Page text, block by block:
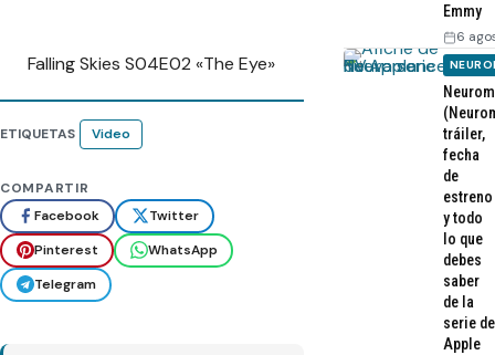
Falling Skies S04E02 «The Eye»
ETIQUETAS Video
COMPARTIR
Facebook
Twitter
Pinterest
WhatsApp
Telegram
Emmy
6
tráiler,
fecha
de
estreno
y todo
lo que
debes
saber
de la
serie de
Apple